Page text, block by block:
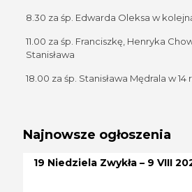
8.30 za śp. Edwarda Oleksa w
11.00 za śp. Franciszkę, Henryka
Stanisława
18.00 za śp. Stanisława Mędrala w
Najnowsze ogłoszenia
19 Niedziela Zwykła – 9 VIII